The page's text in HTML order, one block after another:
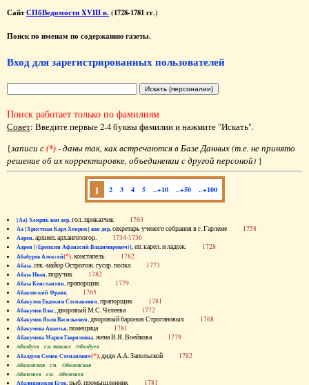
СайтСПбВедомости XVIII в. (1728-1781 гг.)
Поиск по именам по содержанию газеты.
Вход для зарегистрированных пользователей
Поиск работает только по фамилиям
Совет: Введите первые 2-4 буквы фамилии и нажмите "Искать".
{записи с(*)- даны так, как встречаются в Базе Данных (т.е. не принято
решение об их корректировке, объединении с другой персоной) }
1 2 3 4 5 ..+10 ..+50 ..+100
[Аа] Хенрик ван дер, гол. приказчик 1763
Аа [Христиан Карл Хенрик] ван дер, секретарь ученого собрания в г. Гарлеме 1758
Аарон, архиеп. архангелогор. 1734-1736
Аарон [(Еропкин Афанасий Владимирович)], еп. карел. и ладож. 1728
Абабуров Алексей(*), констапель 1782
Абаза, сек.-майор Острогож. гусар. полка 1773
Абаза Иван, поручик 1782
Абаза Константин, прапорщик 1779
Абаковский Франц 1765
Абакулов Евдоким Степанович, прапорщик 1781
Абакумов Влас, дворовый М.С. Челеева 1772
Абакумов Яков Васильевич, дворовый баронов Строгановых 1768
Абакумова Авдотья, помещица 1781
Абакумова Мария Гавриловна, жена В.Я. Воейкова 1779
Абалдуев см. также Оболдуев
Абалдуев Семен Степанович(*), дядя А.А. Запольской 1782
Абаленская см. Оболенская
Абалешев см. Аболешев
Абалишников Егор, рыб. промышленник 1781